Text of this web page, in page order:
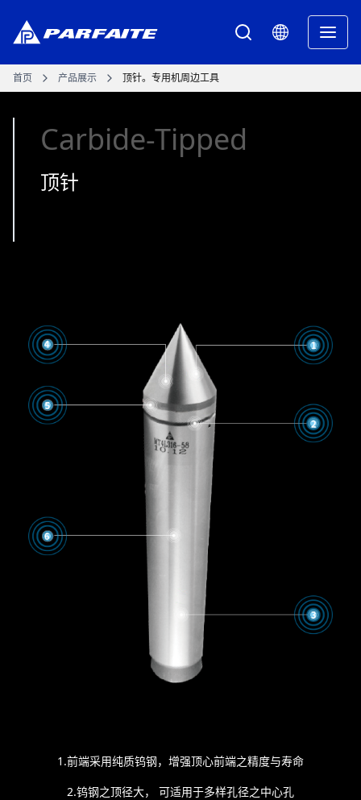
首页 产品展示 顶针。专用机周边工具
Carbide-Tipped
顶针
1.前端采用纯质钨钢，增强顶心前端之精度与寿命
2.钨钢之顶径大， 可适用于多样孔径之中心孔